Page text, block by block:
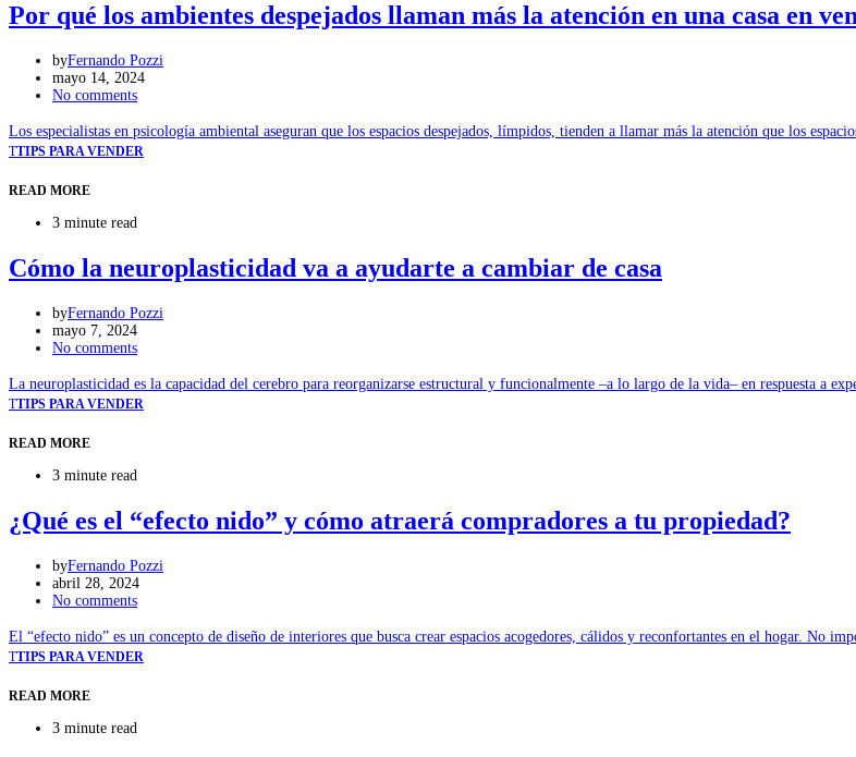
Por qué los ambientes despejados llaman más la atención en una casa en
byFernando Pozzi
mayo 14, 2024
No comments
Los especialistas en psicología ambiental aseguran que los espacios despejados, límpidos, tienden a llamar más la atención que los
TTIPS PARA VENDER
READ MORE
3 minute read
Cómo la neuroplasticidad va a ayudarte a cambiar de casa
byFernando Pozzi
mayo 7, 2024
No comments
La neuroplasticidad es la capacidad del cerebro para reorganizarse estructural y funcionalmente –a lo largo de la vida– en respuesta a
TTIPS PARA VENDER
READ MORE
3 minute read
¿Qué es el “efecto nido” y cómo atraerá compradores a tu propiedad?
byFernando Pozzi
abril 28, 2024
No comments
El “efecto nido” es un concepto de diseño de interiores que busca crear espacios acogedores, cálidos y reconfortantes en el hogar. No
TTIPS PARA VENDER
READ MORE
3 minute read